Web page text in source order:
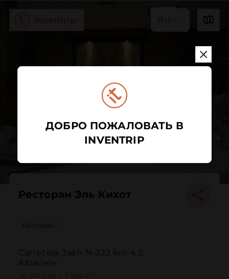
RU
Ресторан Эль Кихот
Ресторан
Carretera Jaén N-322 km 4,5
Albacete
ДОБРО ПОЖАЛОВАТЬ В
INVENTRIP